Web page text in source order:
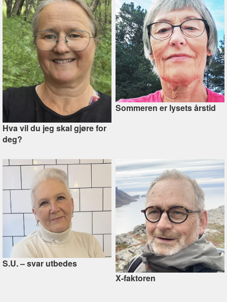
Hva vil du jeg skal gjøre for
deg?
Sommeren er lysets årstid
S.U. –⁠ svar utbedes
X-faktoren